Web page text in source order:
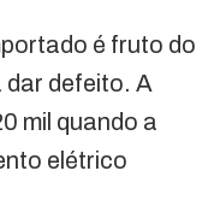
é fruto do
dar defeito. A
mil quando a
elétrico